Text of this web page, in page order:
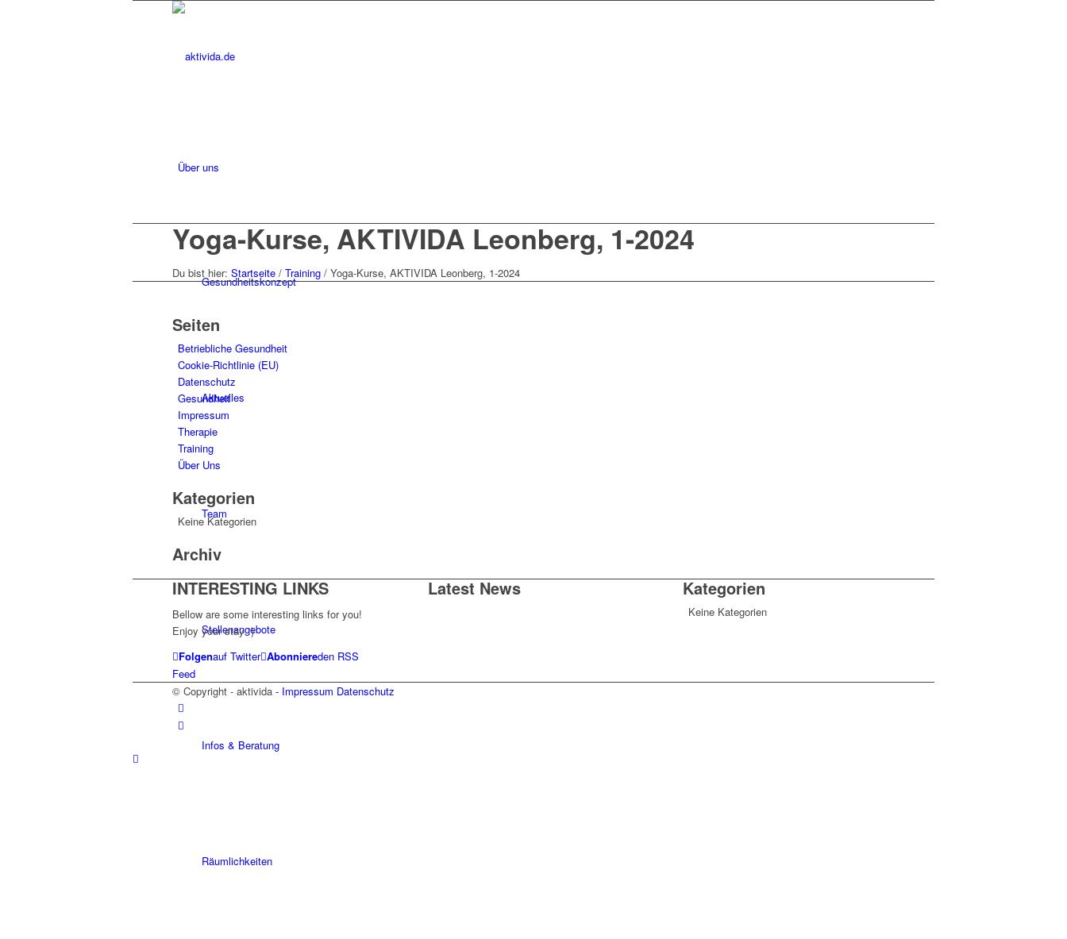
Über uns
Gesundheitskonzept
Aktuelles
Team
Stellenangebote
Infos & Beratung
Räumlichkeiten
Yoga-Kurse, AKTIVIDA Leonberg, 1-2024
Du bist hier: Startseite / Training / Yoga-Kurse, AKTIVIDA Leonberg, 1-2024
Seiten
Betriebliche Gesundheit
Cookie-Richtlinie (EU)
Datenschutz
Gesundheit
Impressum
Therapie
Training
Über Uns
Kategorien
Keine Kategorien
Archiv
INTERESTING LINKS
Bellow are some interesting links for you!
Enjoy your stay :)
Folgenauf Twitter Abonniereden RSS
Feed
Latest News Kategorien
Keine Kategorien
© Copyright - aktivida - Impressum Datenschutz